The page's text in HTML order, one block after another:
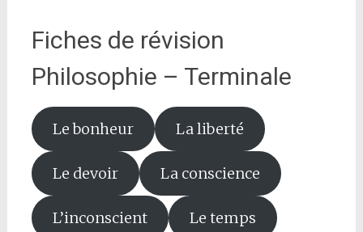
Fiches de révision
Philosophie – Terminale
Le bonheur La liberté
Le devoir La conscience
L’inconscient Le temps